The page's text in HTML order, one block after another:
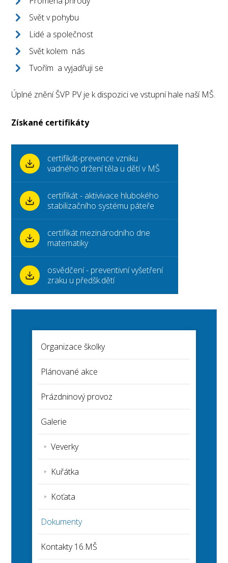
Svět v pohybu
Lidé a společnost
Svět kolem nás
Tvořím a vyjadřuji se
Úplné znění ŠVP PV je k dispozici ve vstupní hale naší MŠ.
Získané certifikáty
certifikát-prevence vzniku
vadného držení těla u dětí v MŠ
certifikát - aktivivace hlubokého
stabilizačního systému páteře
certifikát mezinárodního dne
matematiky
osvědčení - preventivní vyšetření
zraku u předšk.dětí
Organizace školky
Plánované akce
Prázdninový provoz
Galerie
Veverky
Kuřátka
Koťata
Dokumenty
Kontakty 16.MŠ